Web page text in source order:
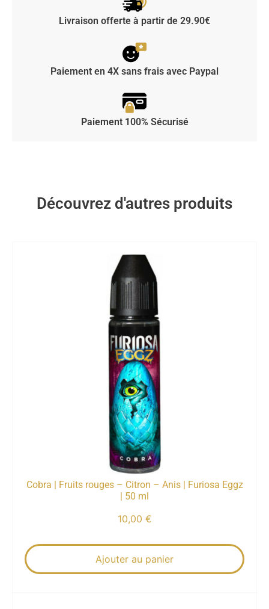
Livraison offerte à partir de 29.90€
Paiement en 4X sans frais avec Paypal
Paiement 100% Sécurisé
Découvrez d'autres produits
Cobra | Fruits rouges – Citron – Anis | Furiosa Eggz
| 50 ml
10,00 €
Ajouter au panier